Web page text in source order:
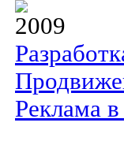
2009
Реклама